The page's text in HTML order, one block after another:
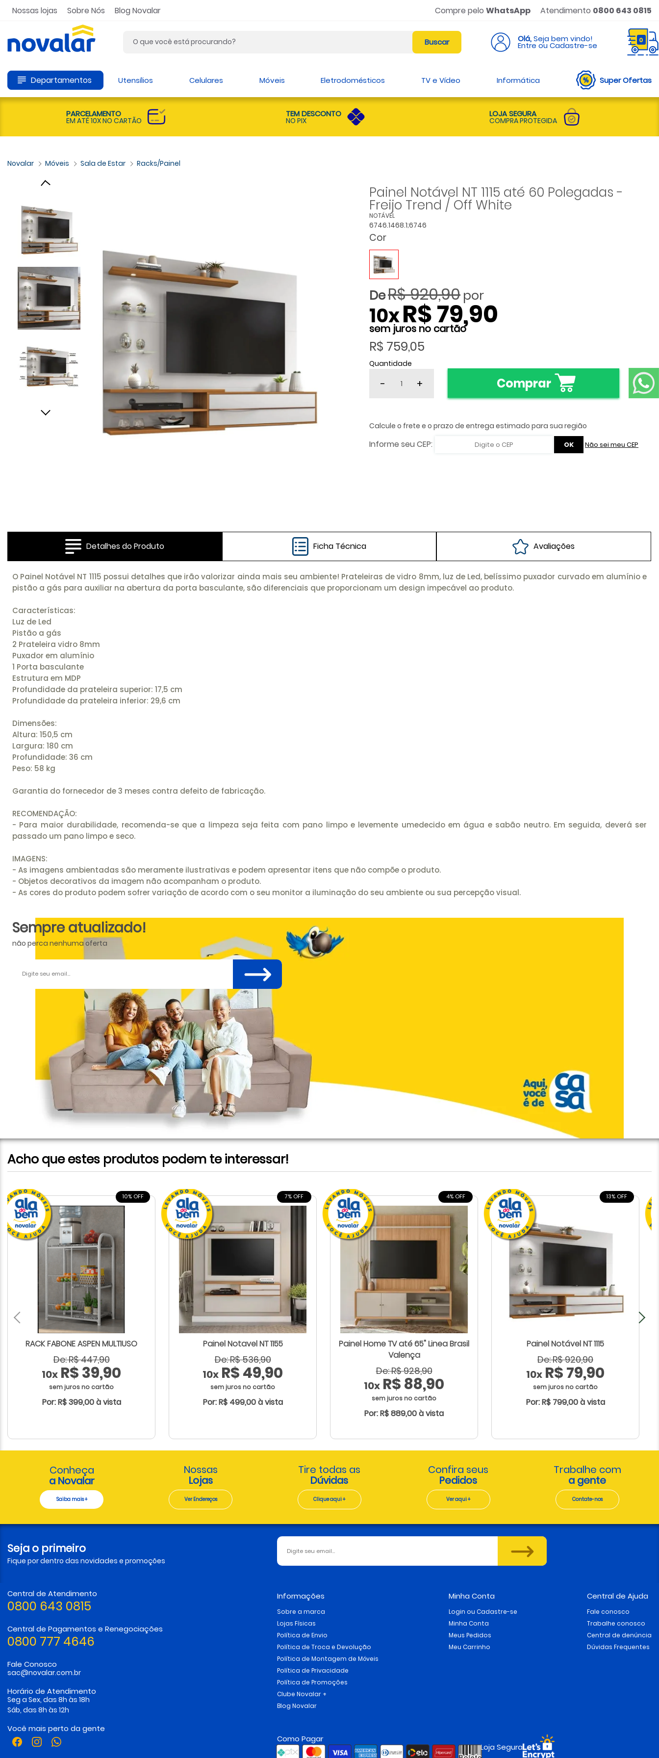
Nossas lojas Sobre Nós Blog Novalar Compre pelo WhatsApp Atendimento 0800 643 0815
Olá,Seja bem vindo!
Entre ou Cadastre-se
0
Departamentos Utensílios Celulares Móveis Eletrodomésticos TV e Vídeo Informática Super Ofertas
PARCELAMENTO
EM ATÉ 10X NO CARTÃO
TEM DESCONTO
NO PIX
LOJA SEGURA
COMPRA PROTEGIDA
Móveis Sala de Estar Racks/Painel
Painel Notável NT 1115 até 60 Polegadas -
Freijo Trend / Off White
NOTÁVEL
6746.1468.1;6746
Cor
R$ 920,90
10xR$ 79,90
R$ 759,05
Quantidade
- + Comprar
Não sei meu CEP
Detalhes do Produto Ficha Técnica Avaliações
O Painel Notável NT 1115 possui detalhes que irão valorizar ainda mais seu ambiente! Prateleiras de vidro 8mm, luz de Led, belíssimo puxador curvado em alumínio e
pistão a gás para auxiliar na abertura da porta basculante, são diferenciais que proporcionam um design impecável ao produto.
Características:
Luz de Led
Pistão a gás
2 Prateleira vidro 8mm
Puxador em alumínio
1 Porta basculante
Estrutura em MDP
Profundidade da prateleira superior: 17,5 cm
Profundidade da prateleira inferior: 29,6 cm
Dimensões:
Altura: 150,5 cm
Largura: 180 cm
Profundidade: 36 cm
Peso: 58 kg
Garantia do fornecedor de 3 meses contra defeito de fabricação.
RECOMENDAÇÃO:
- Para maior durabilidade, recomenda-se que a limpeza seja feita com pano limpo e levemente umedecido em água e sabão neutro. Em seguida, deverá ser
passado um pano limpo e seco.
IMAGENS:
- As imagens ambientadas são meramente ilustrativas e podem apresentar itens que não compõe o produto.
- Objetos decorativos da imagem não acompanham o produto.
- As cores do produto podem sofrer variação de acordo com o seu monitor a iluminação do seu ambiente ou sua percepção visual.
Sempre atualizado!
não perca nenhuma oferta
Acho que estes produtos podem te interessar!
10% OFF
RACK FABONE ASPEN MULTIUSO
De: R$ 447,90
10x R$ 39,90
sem juros no cartão
Por: R$ 399,00 à vista
7% OFF
Painel Notavel NT 1155
De: R$ 536,90
10x R$ 49,90
sem juros no cartão
Por: R$ 499,00 à vista
4% OFF
Painel Home TV até 65" Linea Brasil
Valença
De: R$ 928,90
10x R$ 88,90
sem juros no cartão
Por: R$ 889,00 à vista
13% OFF
Painel Notável NT 1115
De: R$ 920,90
10x R$ 79,90
sem juros no cartão
Por: R$ 799,00 à vista
Conheça
a Novalar
Saiba mais +
Nossas
Lojas
Ver Endereços
Tire todas as
Dúvidas
Clique aqui +
Confira seus
Pedidos
Ver aqui +
Trabalhe com
a gente
Contate-nos
Seja o primeiro
Fique por dentro das novidades e promoções
Central de Atendimento
0800 643 0815
Central de Pagamentos e Renegociações
0800 777 4646
Fale Conosco
sac@novalar.com.br
Horário de Atendimento
Seg a Sex, das 8h às 18h
Sáb, das 8h às 12h
Você mais perto da gente
Informações
Sobre a marca
Lojas Físicas
Política de Envio
Política de Troca e Devolução
Política de Montagem de Móveis
Política de Privacidade
Política de Promoções
Clube Novalar +
Blog Novalar
Minha Conta
Login ou Cadastre-se
Minha Conta
Meus Pedidos
Meu Carrinho
Central de Ajuda
Fale conosco
Trabalhe conosco
Central de denúncia
Dúvidas Frequentes
Como Pagar
Loja Segura